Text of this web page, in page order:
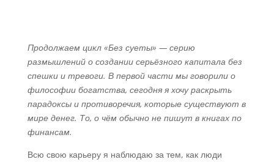
Продолжаем цикл «Без суеты» — серию
размышлений о создании серьёзного капитала без
спешки и тревоги. В первой части мы говорили о
философии богатства, сегодня я хочу раскрыть
парадоксы и противоречия, которые существуют в
мире денег. То, о чём обычно не пишут в книгах по
финансам.
Всю свою карьеру я наблюдаю за тем, как люди